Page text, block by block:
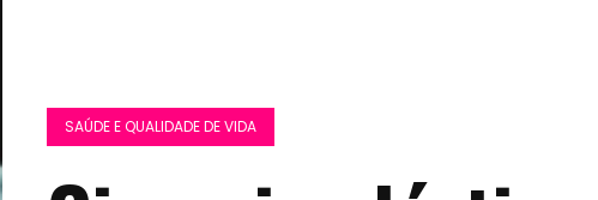
SAÚDE E QUALIDADE DE VIDA